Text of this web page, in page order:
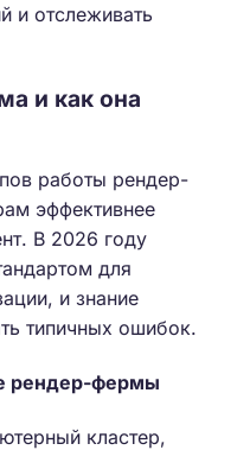
и отслеживать
и как она
работы рендер-
эффективнее
В 2026 году
для
и знание
типичных ошибок.
рендер-фермы
кластер,